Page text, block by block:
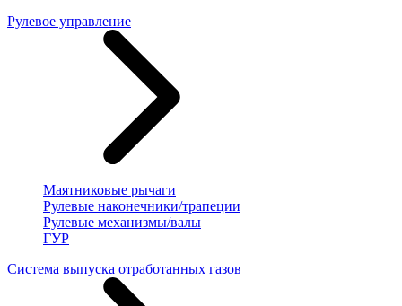
Рулевое управление
Маятниковые рычаги
Рулевые наконечники/трапеции
Рулевые механизмы/валы
ГУР
Система выпуска отработанных газов